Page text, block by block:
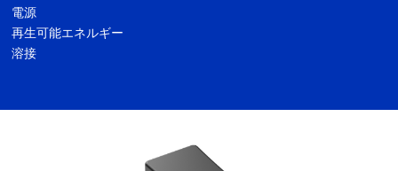
電源
再生可能エネルギー
溶接